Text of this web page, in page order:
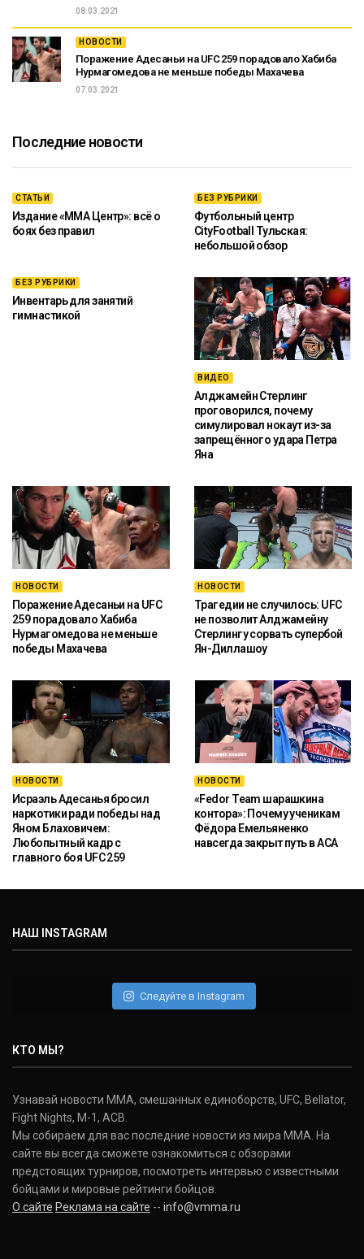
08.03.2021
НОВОСТИ
Поражение Адесаньи на UFC 259 порадовало Хабиба
Нурмагомедова не меньше победы Махачева
07.03.2021
Последние новости
СТАТЬИ
Издание «ММА Центр»: всё о
боях без правил
БЕЗ РУБРИКИ
Футбольный центр
CityFootball Тульская:
небольшой обзор
БЕЗ РУБРИКИ
Инвентарь для занятий
гимнастикой
ВИДЕО
Алджамейн Стерлинг
проговорился, почему
симулировал нокаут из-за
запрещённого удара Петра
Яна
НОВОСТИ
Поражение Адесаньи на UFC
259 порадовало Хабиба
Нурмагомедова не меньше
победы Махачева
НОВОСТИ
Трагедии не случилось: UFC
не позволит Алджамейну
Стерлингу сорвать супербой
Ян-Диллашоу
НОВОСТИ
Исраэль Адесанья бросил
наркотики ради победы над
Яном Блаховичем:
Любопытный кадр с
главного боя UFC 259
НОВОСТИ
«Fedor Team шарашкина
контора»: Почему ученикам
Фёдора Емельяненко
навсегда закрыт путь в ACA
НАШ INSTAGRAM
Следуйте в Instagram
КТО МЫ?
Узнавай новости ММА, смешанных единоборств, UFC, Bellator,
Fight Nights, M-1, ACB.
Мы собираем для вас последние новости из мира ММА. На
сайте вы всегда сможете ознакомиться с обзорами
предстоящих турниров, посмотреть интервью с известными
бойцами и мировые рейтинги бойцов.
О сайте Реклама на сайте -- info@vmma.ru